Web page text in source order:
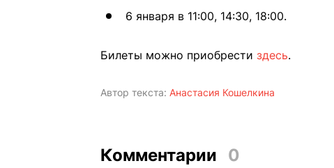
6 января в 11:00, 14:30, 18:00.
Билеты можно приобрести здесь.
Автор текста: Анастасия Кошелкина
Комментарии 0